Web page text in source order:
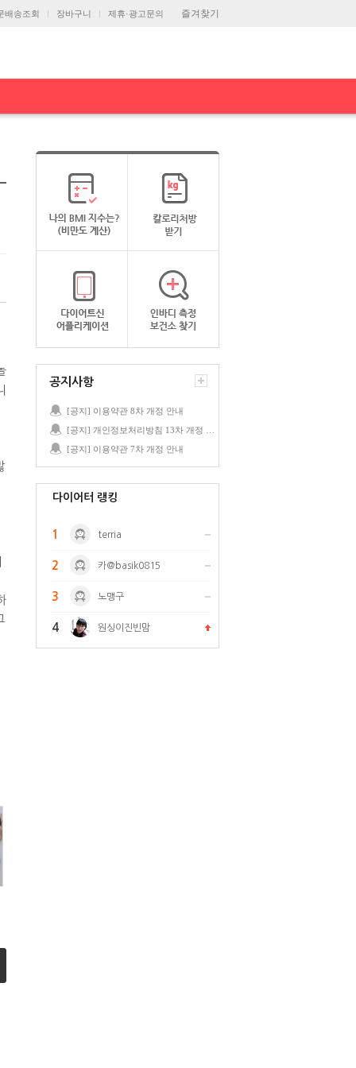
즐겨찾기
배송조회 장바구니 제휴·광고문의
공지사항
[공지] 이용약관 8차 개정 안내
[공지] 이용약관 7차 개정 안내
다이어터 랭킹
1 terria
2 카@basik0815
3 노맹구
4 원싱이진빈맘